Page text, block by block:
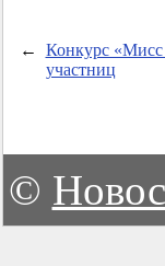
←
Конкурс
участниц
©